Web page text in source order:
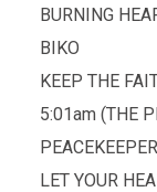
BURNING
BIKO
KEEP THE
5:01am (THE
PEACEKEEPER
LET YOUR